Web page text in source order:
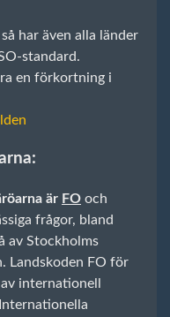
har även alla länder
standard.
en förkortning i
är FO och
frågor, bland
av Stockholms
Landskoden FO för
internationell